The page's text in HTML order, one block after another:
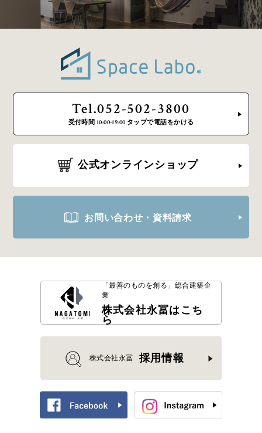
Tel.052-502-3800
受付時間 10:00-19:00 タップで電話をかける
公式オンラインショップ
お問い合わせ・資料請求
「最善のものを創る」 総合建築企
業
株式会社永冨はこち
ら
株式会社永冨 採用情報